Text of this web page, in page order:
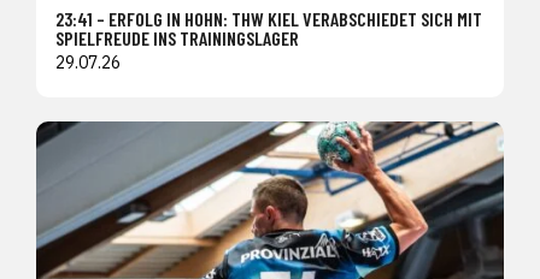
23:41 – ERFOLG IN HOHN: THW KIEL VERABSCHIEDET SICH MIT
SPIELFREUDE INS TRAININGSLAGER
29.07.26